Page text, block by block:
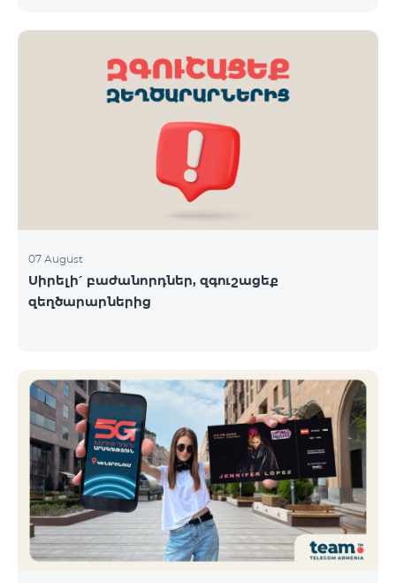
07 August
Սիրելի՛ բաժանորդներ, զգուշացեք
զեղծարարներից